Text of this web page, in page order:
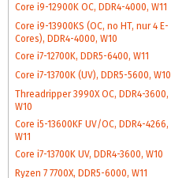
Core i9-12900K OC, DDR4-4000, W11
Core i9-13900KS (OC, no HT, nur 4 E-
Cores), DDR4-4000, W10
Core i7-12700K, DDR5-6400, W11
Core i7-13700K (UV), DDR5-5600, W10
Threadripper 3990X OC, DDR4-3600,
W10
Core i5-13600KF UV/OC, DDR4-4266,
W11
Core i7-13700K UV, DDR4-3600, W10
Ryzen 7 7700X, DDR5-6000, W11